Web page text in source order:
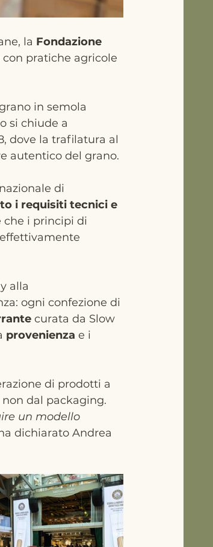
la Fondazione
pratiche agricole
in semola
si chiude a
dove la trafilatura al
autentico del grano.
di
i requisiti tecnici e
che i principi di
alla
ogni confezione di
curata da Slow
provenienza e i
di prodotti a
non dal packaging.
un modello
dichiarato Andrea